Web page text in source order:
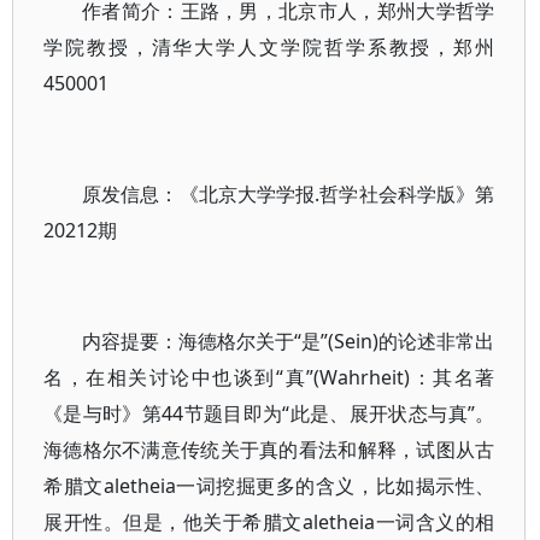
作者简介：王路，男，北京市人，郑州大学哲学
学院教授，清华大学人文学院哲学系教授，郑州
450001
原发信息：《北京大学学报.哲学社会科学版》第
20212期
内容提要：海德格尔关于“是”(Sein)的论述非常出
名，在相关讨论中也谈到“真”(Wahrheit)：其名著
《是与时》第44节题目即为“此是、展开状态与真”。
海德格尔不满意传统关于真的看法和解释，试图从古
希腊文aletheia一词挖掘更多的含义，比如揭示性、
展开性。但是，他关于希腊文aletheia一词含义的相